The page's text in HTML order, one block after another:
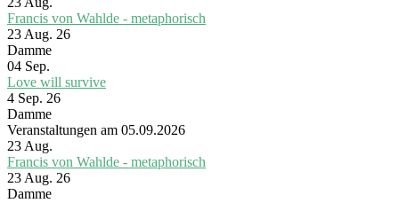
Francis von Wahlde - metaphorisch
23 Aug. 26
Damme
04 Sep.
Love will survive
4 Sep. 26
Damme
Veranstaltungen am 05.09.2026
23 Aug.
Francis von Wahlde - metaphorisch
23 Aug. 26
Damme